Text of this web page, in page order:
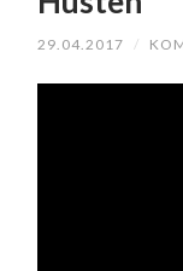
29.04.2017 /